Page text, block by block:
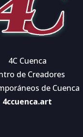
4C Cuenca
de Creadores
de Cuenca
4ccuenca.art